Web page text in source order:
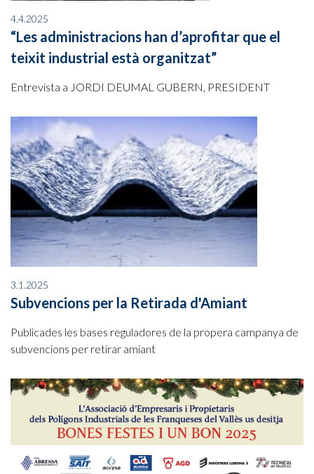
4.4.2025
“Les administracions han d’aprofitar que el
teixit industrial està organitzat”
Entrevista a JORDI DEUMAL GUBERN, PRESIDENT
3.1.2025
Subvencions per la Retirada d'Amiant
Publicades les bases reguladores de la propera campanya de
subvencions per retirar amiant